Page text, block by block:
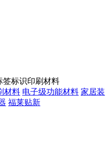
签标识印刷材料
材料 电子级功能材料 家居装
福莱贴新